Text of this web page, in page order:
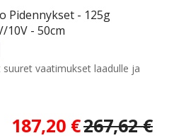
Pidennykset - 125g
10V - 50cm
vaatimukset laadulle ja
187,20 €267,62 €